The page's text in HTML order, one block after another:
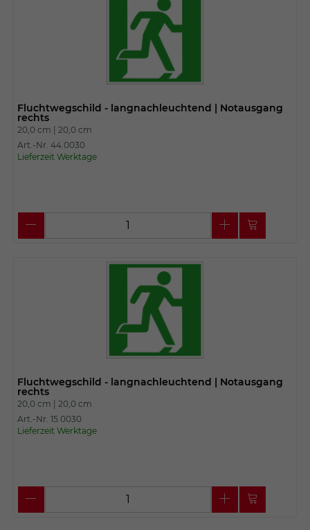
Fluchtwegschild - langnachleuchtend | Notausgang
rechts
20,0 cm | 20,0 cm
Art.-Nr. 44.0030
Lieferzeit Werktage
Fluchtwegschild - langnachleuchtend | Notausgang
rechts
20,0 cm | 20,0 cm
Art.-Nr. 15.0030
Lieferzeit Werktage